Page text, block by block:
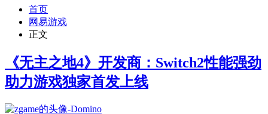
首页
网易游戏
正文
《无主之地4》开发商：Switch2性能强劲
助力游戏独家首发上线